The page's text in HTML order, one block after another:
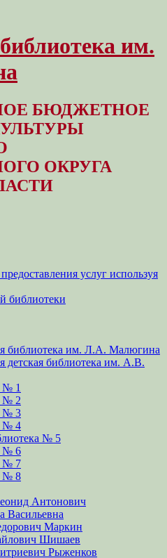
им.
БЮДЖЕТНОЕ
ОКРУГА
услуг используя
библиотеки
библиотека им. Л.А. Малюгина
детская библиотека им. А.В.
№ 1
№ 2
№ 3
№ 4
№ 5
№ 6
№ 7
№ 8
Антонович
Васильевна
Маркин
Шишаев
Рыженков